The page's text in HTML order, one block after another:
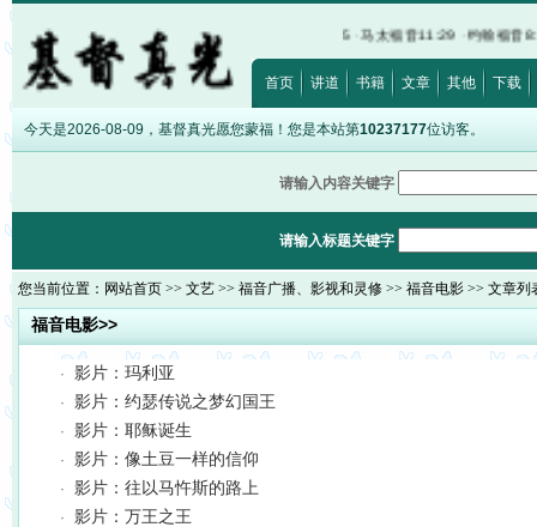
埃及记20:17·路加福音12:15 ·以弗所书5:5 马太福音11:29·约翰福音8:12·诗
首页 讲道 书籍 文章 其他 下载
今天是2026-08-09，基督真光愿您蒙福！您是本站第10237177位访客。
请输入内容关键字
请输入标题关键字
您当前位置： 网站首页 >> 文艺 >> 福音广播、影视和灵修 >> 福音电影 >> 文章列
福音电影>>
· 影片：玛利亚
· 影片：约瑟传说之梦幻国王
· 影片：耶稣诞生
· 影片：像土豆一样的信仰
· 影片：往以马忤斯的路上
· 影片：万王之王